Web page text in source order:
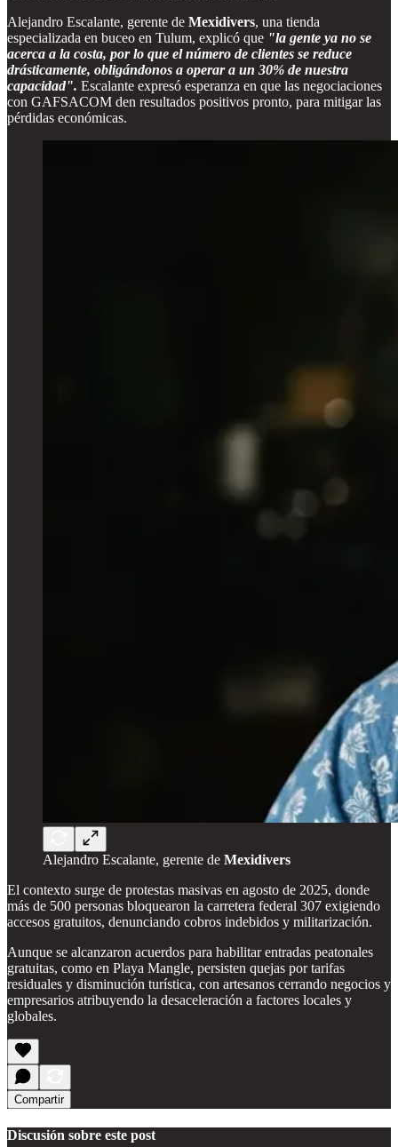
Alejandro Escalante, gerente de Mexidivers, una tienda
especializada en buceo en Tulum, explicó que "la gente ya no se
acerca a la costa, por lo que el número de clientes se reduce
drásticamente, obligándonos a operar a un 30% de nuestra
capacidad". Escalante expresó esperanza en que las negociaciones
con GAFSACOM den resultados positivos pronto, para mitigar las
pérdidas económicas.
Alejandro Escalante, gerente de Mexidivers
El contexto surge de protestas masivas en agosto de 2025, donde
más de 500 personas bloquearon la carretera federal 307 exigiendo
accesos gratuitos, denunciando cobros indebidos y militarización.
Aunque se alcanzaron acuerdos para habilitar entradas peatonales
gratuitas, como en Playa Mangle, persisten quejas por tarifas
residuales y disminución turística, con artesanos cerrando negocios y
empresarios atribuyendo la desaceleración a factores locales y
globales.
Compartir
Discusión sobre este post